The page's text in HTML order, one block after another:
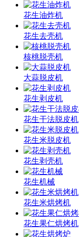
花生油炸机
花生去壳机
核桃脱壳机
大蒜脱皮机
花生剥皮机
花生干法脱皮机
花生米脱皮机
花生剥壳机
花生机械
花生米烘烤机
花生果仁烘烤机